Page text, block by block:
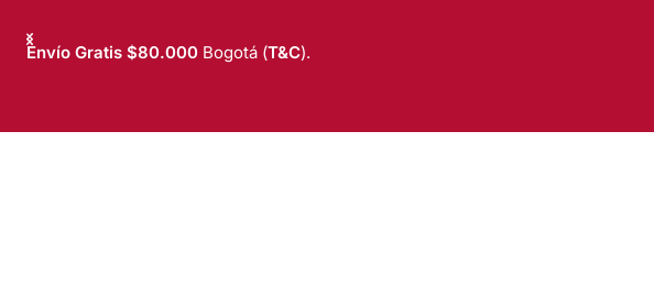
Envío Gratis $80.000 Bogotá (T&C).